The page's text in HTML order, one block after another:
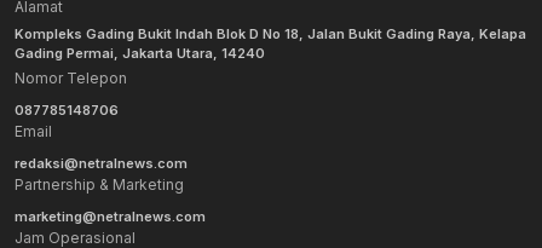
Alamat
Kompleks Gading Bukit Indah Blok D No 18, Jalan Bukit Gading Raya, Kelapa
Gading Permai, Jakarta Utara, 14240
Nomor Telepon
087785148706
Email
redaksi@netralnews.com
Partnership & Marketing
marketing@netralnews.com
Jam Operasional